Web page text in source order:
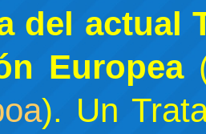
del actual
Europea
). Un